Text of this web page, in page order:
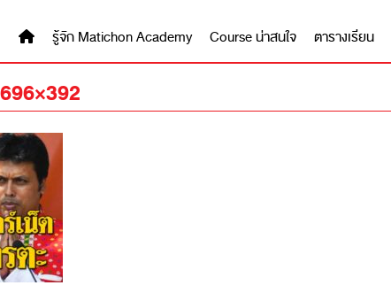
รู้จัก Matichon Academy Course น่าสนใจ ตารางเรียน